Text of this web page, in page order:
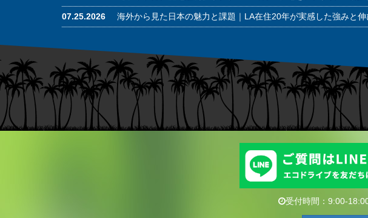
07.25.2026 海外から見た日本の魅力と課題｜LA在住20年が実感した強みと伸
受付時間：9:00-